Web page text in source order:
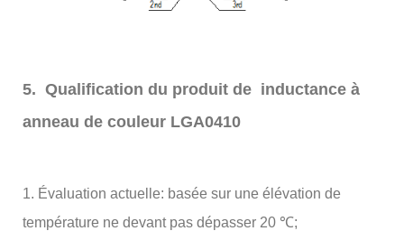
5. Qualification du produit de inductance à
anneau de couleur LGA0410
1. Évaluation actuelle: basée sur une élévation de
température ne devant pas dépasser 20 ℃;